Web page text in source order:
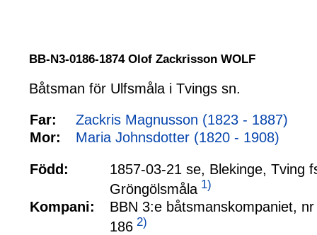
BB-N3-0186-1874 Olof Zackrisson WOLF
Båtsman för Ulfsmåla i Tvings sn.
Far:
Zackris Magnusson (1823 - 1887)
Mor:
Maria Johnsdotter (1820 - 1908)
Född:
1857-03-21 se, Blekinge, Tving
Gröngölsmåla 1)
Kompani:
BBN 3:e båtsmanskompaniet, nr
186 2)